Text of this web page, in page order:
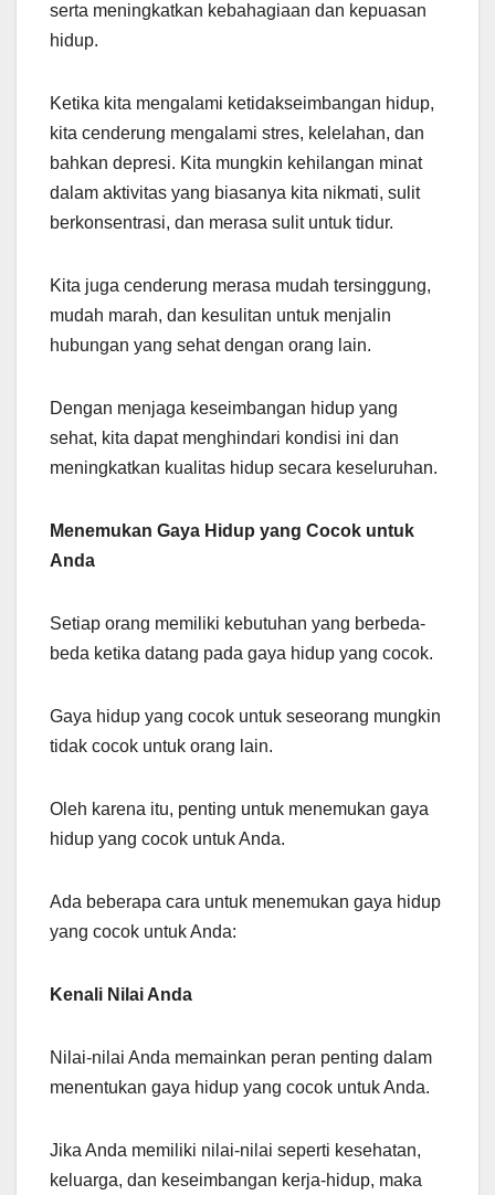
serta meningkatkan kebahagiaan dan kepuasan
hidup.
Ketika kita mengalami ketidakseimbangan hidup,
kita cenderung mengalami stres, kelelahan, dan
bahkan depresi. Kita mungkin kehilangan minat
dalam aktivitas yang biasanya kita nikmati, sulit
berkonsentrasi, dan merasa sulit untuk tidur.
Kita juga cenderung merasa mudah tersinggung,
mudah marah, dan kesulitan untuk menjalin
hubungan yang sehat dengan orang lain.
Dengan menjaga keseimbangan hidup yang
sehat, kita dapat menghindari kondisi ini dan
meningkatkan kualitas hidup secara keseluruhan.
Menemukan Gaya Hidup yang Cocok untuk
Anda
Setiap orang memiliki kebutuhan yang berbeda-
beda ketika datang pada gaya hidup yang cocok.
Gaya hidup yang cocok untuk seseorang mungkin
tidak cocok untuk orang lain.
Oleh karena itu, penting untuk menemukan gaya
hidup yang cocok untuk Anda.
Ada beberapa cara untuk menemukan gaya hidup
yang cocok untuk Anda:
Kenali Nilai Anda
Nilai-nilai Anda memainkan peran penting dalam
menentukan gaya hidup yang cocok untuk Anda.
Jika Anda memiliki nilai-nilai seperti kesehatan,
keluarga, dan keseimbangan kerja-hidup, maka